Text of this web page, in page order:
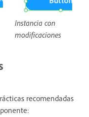
Instancia con
modificaciones
recomendadas